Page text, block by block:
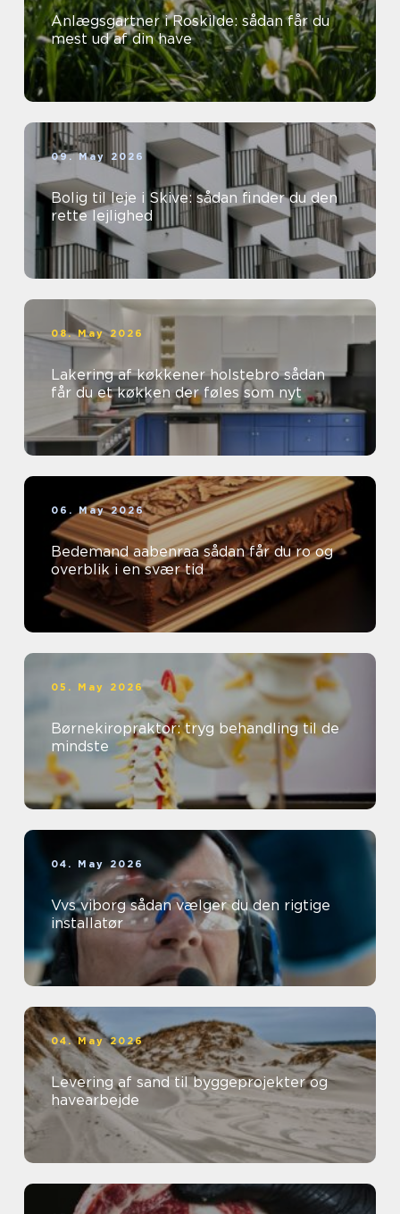
Anlægsgartner i Roskilde: sådan får du
mest ud af din have
09. May 2026
Bolig til leje i Skive: sådan finder du den
rette lejlighed
08. May 2026
Lakering af køkkener holstebro sådan
får du et køkken der føles som nyt
06. May 2026
Bedemand aabenraa sådan får du ro og
overblik i en svær tid
05. May 2026
Børnekiropraktor: tryg behandling til de
mindste
04. May 2026
Vvs viborg sådan vælger du den rigtige
installatør
04. May 2026
Levering af sand til byggeprojekter og
havearbejde